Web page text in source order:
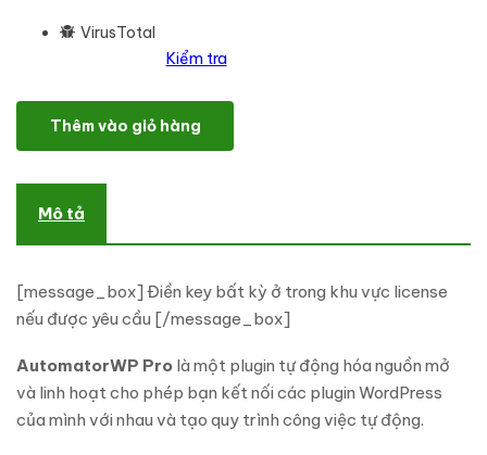
VirusTotal
Kiểm tra
AutomatorWP Pro + All Addons số lượng
Thêm vào giỏ hàng
Mô tả
[message_box] Điền key bất kỳ ở trong khu vực license
nếu được yêu cầu [/message_box]
AutomatorWP Pro là một plugin tự động hóa nguồn mở
và linh hoạt cho phép bạn kết nối các plugin WordPress
của mình với nhau và tạo quy trình công việc tự động.